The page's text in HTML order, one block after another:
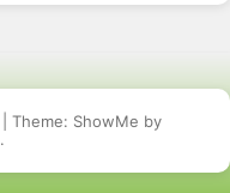
Theme: ShowMe by
.